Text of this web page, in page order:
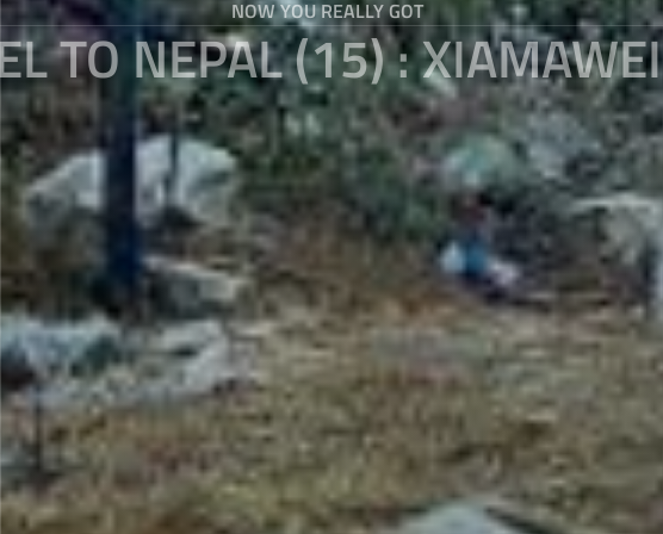
NOW YOU REALLY GOT
TO NEPAL (15) : XIAMAWEI